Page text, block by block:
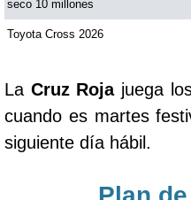
seco 10 millones
Toyota Cross 2026
La Cruz Rojajuega
cuando es martes
siguiente día hábil.